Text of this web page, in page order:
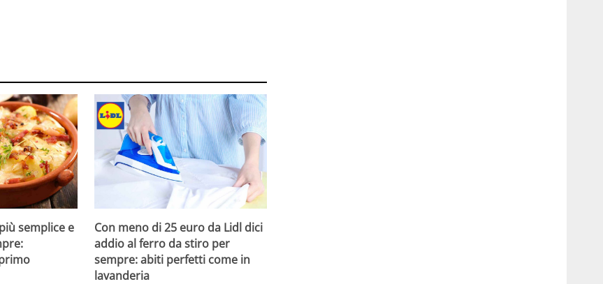
semplice e
Con meno di 25 euro da Lidl dici
addio al ferro da stiro per
sempre: abiti perfetti come in
lavanderia